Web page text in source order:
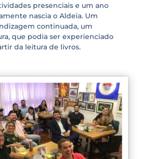
presenciais e um ano
nascia o Aldeia. Um
continuada, um
que podia ser experienciado
da leitura de livros.